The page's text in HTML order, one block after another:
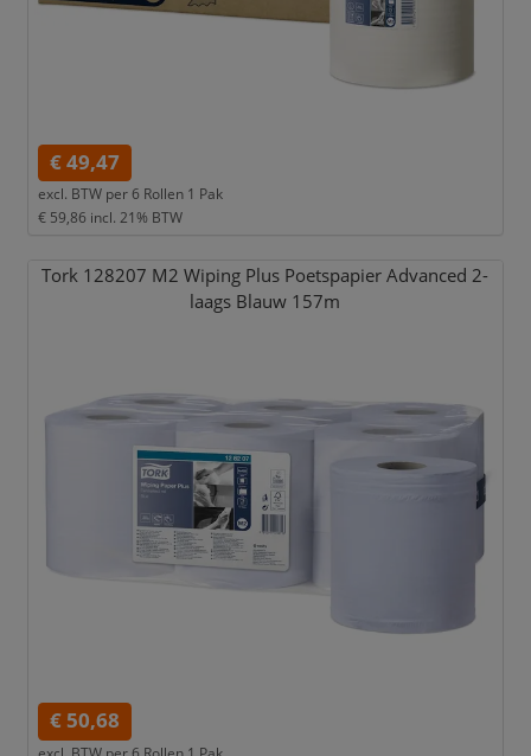
€ 49,47
excl. BTW per6 Rollen 1 Pak
€ 59,86 incl. 21% BTW
Tork 128207 M2 Wiping Plus Poetspapier Advanced 2-
laags Blauw 157m
€ 50,68
excl. BTW per6 Rollen 1 Pak